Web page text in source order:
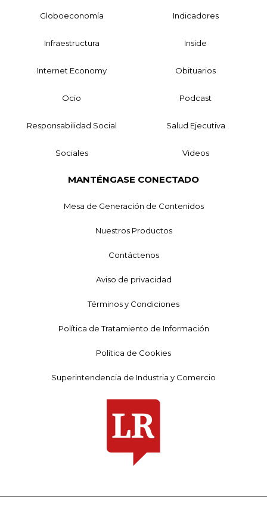
Globoeconomía Indicadores
Infraestructura Inside
Internet Economy Obituarios
Ocio Podcast
Responsabilidad Social Salud Ejecutiva
Sociales Videos
MANTÉNGASE CONECTADO
Mesa de Generación de Contenidos
Nuestros Productos
Contáctenos
Aviso de privacidad
Términos y Condiciones
Política de Tratamiento de Información
Política de Cookies
Superintendencia de Industria y Comercio